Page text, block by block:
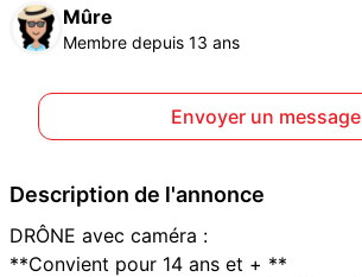
Mûre
Membre depuis 13 ans
Envoyer un message
Description de l'annonce
DRÔNE avec caméra :
**Convient pour 14 ans et + **